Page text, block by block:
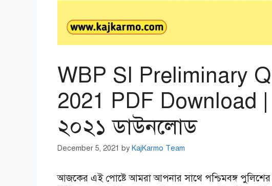
WBP SI Preliminary
2021 PDF Download |
২০২১ ডাউনলোড
December 5, 2021 by KajKarmo Team
আজকের এই পোষ্টে আমরা আপনার সাথে পশ্চিমবঙ্গ